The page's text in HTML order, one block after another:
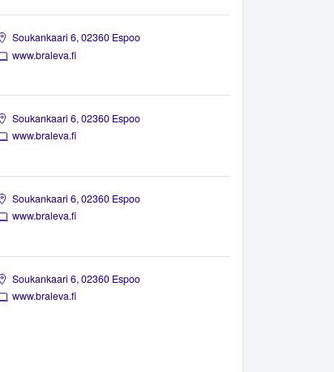
Soukankaari 6, 02360 Espoo
www.braleva.fi
Soukankaari 6, 02360 Espoo
www.braleva.fi
Soukankaari 6, 02360 Espoo
www.braleva.fi
Soukankaari 6, 02360 Espoo
www.braleva.fi